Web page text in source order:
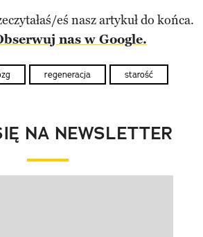
eś nasz artykuł do końca.
nas w Google.
regeneracja starość
NA NEWSLETTER